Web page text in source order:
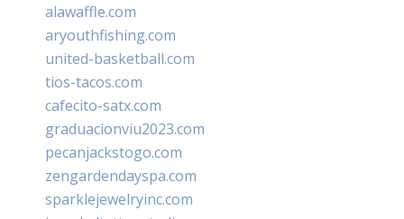
alawaffle.com
aryouthfishing.com
united-basketball.com
tios-tacos.com
cafecito-satx.com
graduacionviu2023.com
pecanjackstogo.com
zengardendayspa.com
sparklejewelryinc.com